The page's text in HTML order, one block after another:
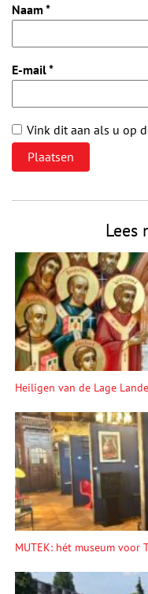
Naam *
E-mail*
Vink dit aan als u op
Lees
Heiligen van de Lage
MUTEK: hét museum voor